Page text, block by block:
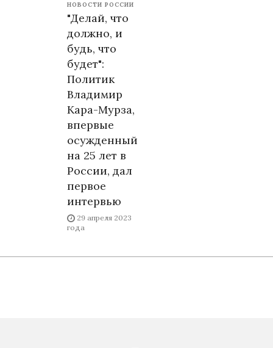
НОВОСТИ РОССИИ
"Делай, что
должно, и
будь, что
будет":
Политик
Владимир
Кара-Мурза,
впервые
осужденный
на 25 лет в
России, дал
первое
интервью
29 апреля 2023
года